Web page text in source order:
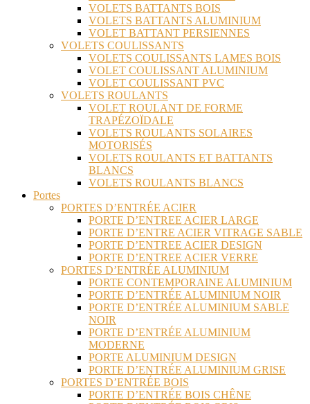
VOLETS BATTANTS BOIS
VOLETS BATTANTS ALUMINIUM
VOLET BATTANT PERSIENNES
VOLETS COULISSANTS
VOLETS COULISSANTS LAMES BOIS
VOLET COULISSANT ALUMINIUM
VOLET COULISSANT PVC
VOLETS ROULANTS
VOLET ROULANT DE FORME
TRAPÉZOÏDALE
VOLETS ROULANTS SOLAIRES
MOTORISÉS
VOLETS ROULANTS ET BATTANTS
BLANCS
VOLETS ROULANTS BLANCS
Portes
PORTES D’ENTRÉE ACIER
PORTE D’ENTREE ACIER LARGE
PORTE D’ENTRE ACIER VITRAGE SABLE
PORTE D’ENTREE ACIER DESIGN
PORTE D’ENTREE ACIER VERRE
PORTES D’ENTRÉE ALUMINIUM
PORTE CONTEMPORAINE ALUMINIUM
PORTE D’ENTRÉE ALUMINIUM NOIR
PORTE D’ENTRÉE ALUMINIUM SABLE
NOIR
PORTE D’ENTRÉE ALUMINIUM
MODERNE
PORTE ALUMINIUM DESIGN
PORTE D’ENTRÉE ALUMINIUM GRISE
PORTES D’ENTRÉE BOIS
PORTE D’ENTRÉE BOIS CHÊNE